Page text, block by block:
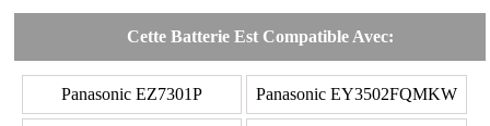
Cette Batterie Est Compatible Avec:
Panasonic EZ7301P Panasonic EY3502FQMKW